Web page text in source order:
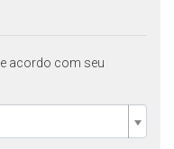
acordo com seu